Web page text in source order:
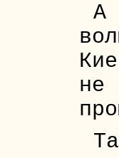
А
не